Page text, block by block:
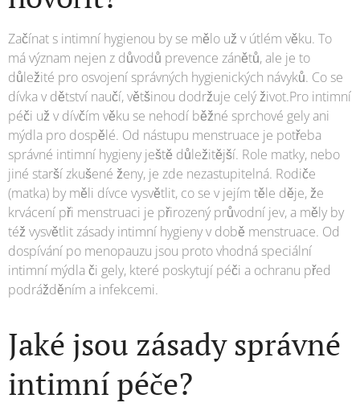
Začínat s intimní hygienou by se mělo už v útlém věku. To
má význam nejen z důvodů prevence zánětů, ale je to
důležité pro osvojení správných hygienických návyků. Co se
dívka v dětství naučí, většinou dodržuje celý život.Pro intimní
péči už v dívčím věku se nehodí běžné sprchové gely ani
mýdla pro dospělé. Od nástupu menstruace je potřeba
správné intimní hygieny ještě důležitější. Role matky, nebo
jiné starší zkušené ženy, je zde nezastupitelná. Rodiče
(matka) by měli dívce vysvětlit, co se v jejím těle děje, že
krvácení při menstruaci je přirozený průvodní jev, a měly by
též vysvětlit zásady intimní hygieny v době menstruace. Od
dospívání po menopauzu jsou proto vhodná speciální
intimní mýdla či gely, které poskytují péči a ochranu před
podrážděním a infekcemi.
Jaké jsou zásady správné
intimní péče?